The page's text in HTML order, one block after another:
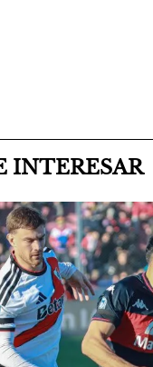
INTERESAR